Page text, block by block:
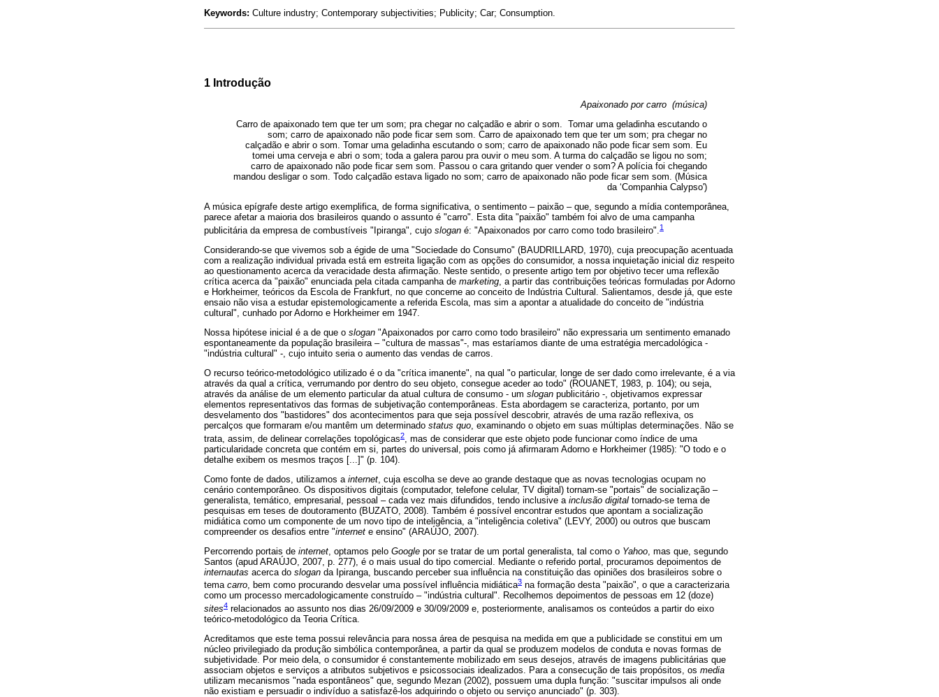
Keywords: Culture industry; Contemporary subjectivities; Publicity; Car; Consumption.
1 Introdução
Apaixonado por carro (música)
Carro de apaixonado tem que ter um som; pra chegar no calçadão e abrir o som. Tomar uma geladinha escutando o
som; carro de apaixonado não pode ficar sem som. Carro de apaixonado tem que ter um som; pra chegar no
calçadão e abrir o som. Tomar uma geladinha escutando o som; carro de apaixonado não pode ficar sem som. Eu
tomei uma cerveja e abri o som; toda a galera parou pra ouvir o meu som. A turma do calçadão se ligou no som;
carro de apaixonado não pode ficar sem som. Passou o cara gritando quer vender o som? A polícia foi chegando
mandou desligar o som. Todo calçadão estava ligado no som; carro de apaixonado não pode ficar sem som. (Música
da ‘Companhia Calypso')
A música epígrafe deste artigo exemplifica, de forma significativa, o sentimento – paixão – que, segundo a mídia contemporânea,
parece afetar a maioria dos brasileiros quando o assunto é "carro". Esta dita "paixão" também foi alvo de uma campanha
publicitária da empresa de combustíveis "Ipiranga", cujo slogan é: "Apaixonados por carro como todo brasileiro". 1
Considerando-se que vivemos sob a égide de uma "Sociedade do Consumo" (BAUDRILLARD, 1970), cuja preocupação acentuada
com a realização individual privada está em estreita ligação com as opções do consumidor, a nossa inquietação inicial diz respeito
ao questionamento acerca da veracidade desta afirmação. Neste sentido, o presente artigo tem por objetivo tecer uma reflexão
crítica acerca da "paixão" enunciada pela citada campanha de marketing , a partir das contribuições teóricas formuladas por Adorno
e Horkheimer, teóricos da Escola de Frankfurt, no que concerne ao conceito de Indústria Cultural. Salientamos, desde já, que este
ensaio não visa a estudar epistemologicamente a referida Escola, mas sim a apontar a atualidade do conceito de "indústria
cultural", cunhado por Adorno e Horkheimer em 1947.
Nossa hipótese inicial é a de que o slogan "Apaixonados por carro como todo brasileiro" não expressaria um sentimento emanado
espontaneamente da população brasileira – "cultura de massas"-, mas estaríamos diante de uma estratégia mercadológica -
"indústria cultural" -, cujo intuito seria o aumento das vendas de carros.
O recurso teórico-metodológico utilizado é o da "crítica imanente", na qual "o particular, longe de ser dado como irrelevante, é a via
através da qual a crítica, verrumando por dentro do seu objeto, consegue aceder ao todo" (ROUANET, 1983, p. 104); ou seja,
através da análise de um elemento particular da atual cultura de consumo - um slogan publicitário -, objetivamos expressar
elementos representativos das formas de subjetivação contemporâneas. Esta abordagem se caracteriza, portanto, por um
desvelamento dos "bastidores" dos acontecimentos para que seja possível descobrir, através de uma razão reflexiva, os
percalços que formaram e/ou mantêm um determinado status quo, examinando o objeto em suas múltiplas determinações. Não se
trata, assim, de delinear correlações topológicas2
, mas de considerar que este objeto pode funcionar como índice de uma
particularidade concreta que contém em si, partes do universal, pois como já afirmaram Adorno e Horkheimer (1985): "O todo e o
detalhe exibem os mesmos traços [...]" (p. 104).
Como fonte de dados, utilizamos a internet , cuja escolha se deve ao grande destaque que as novas tecnologias ocupam no
cenário contemporâneo. Os dispositivos digitais (computador, telefone celular, TV digital) tornam-se "portais" de socialização –
generalista, temático, empresarial, pessoal – cada vez mais difundidos, tendo inclusive a inclusão digital tornado-se tema de
pesquisas em teses de doutoramento (BUZATO, 2008). Também é possível encontrar estudos que apontam a socialização
midiática como um componente de um novo tipo de inteligência, a "inteligência coletiva" (LEVY, 2000) ou outros que buscam
compreender os desafios entre "internet e ensino" (ARAÚJO, 2007).
Percorrendo portais de internet, optamos pelo Google por se tratar de um portal generalista, tal como o Yahoo, mas que, segundo
Santos (apud ARAÚJO, 2007, p. 277), é o mais usual do tipo comercial. Mediante o referido portal, procuramos depoimentos de
internautas acerca do slogan da Ipiranga, buscando perceber sua influência na constituição das opiniões dos brasileiros sobre o
tema carro, bem como procurando desvelar uma possível influência midiática3 na formação desta "paixão", o que a caracterizaria
como um processo mercadologicamente construído – "indústria cultural". Recolhemos depoimentos de pessoas em 12 (doze)
sites4 relacionados ao assunto nos dias 26/09/2009 e 30/09/2009 e, posteriormente, analisamos os conteúdos a partir do eixo
teórico-metodológico da Teoria Crítica.
Acreditamos que este tema possui relevância para nossa área de pesquisa na medida em que a publicidade se constitui em um
núcleo privilegiado da produção simbólica contemporânea, a partir da qual se produzem modelos de conduta e novas formas de
subjetividade. Por meio dela, o consumidor é constantemente mobilizado em seus desejos, através de imagens publicitárias que
associam objetos e serviços a atributos subjetivos e psicossociais idealizados. Para a consecução de tais propósitos, os media
utilizam mecanismos "nada espontâneos" que, segundo Mezan (2002), possuem uma dupla função: "suscitar impulsos ali onde
não existiam e persuadir o indivíduo a satisfazê-los adquirindo o objeto ou serviço anunciado" (p. 303).